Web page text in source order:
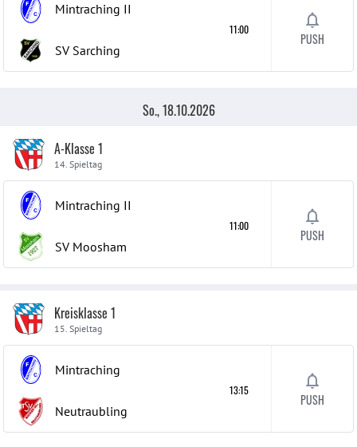
Mintraching II
SV Sarching
11:00
PUSH
So., 18.10.2026
A-Klasse 1
14. Spieltag
Mintraching II
SV Moosham
11:00
PUSH
Kreisklasse 1
15. Spieltag
Mintraching
Neutraubling
13:15
PUSH